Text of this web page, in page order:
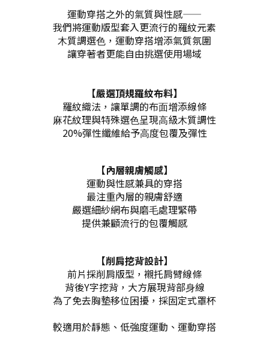
運動穿搭之外的氣質與性感——
我們將運動版型套入更流⾏的羅紋元素
⽊質調選⾊，運動穿搭增添氣質氛圍
讓穿著者更能⾃由挑選使⽤場域
【嚴選頂規羅紋布料】
羅紋織法，讓單調的布⾯增添線條
⿇花紋理與特殊選⾊呈現⾼級⽊質調性
20%彈性纖維給予⾼度包覆及彈性
【內層親膚觸感】
運動與性感兼具的穿搭
最注重內層的親膚舒適
嚴選細紗網布與磨⽑處理緊帶
提供兼顧流⾏的包覆觸感
【削肩挖背設計】
前片採削肩版型，襯托肩臂線條
背後Y字挖背，⼤⽅展現背部⾝線
為了免去胸墊移位困擾，採固定式罩杯
較適⽤於靜態、低強度運動、運動穿搭